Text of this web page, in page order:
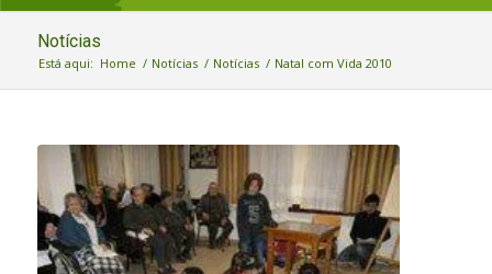
Notícias
Está aqui: Home / Notícias / Notícias / Natal com Vida 2010